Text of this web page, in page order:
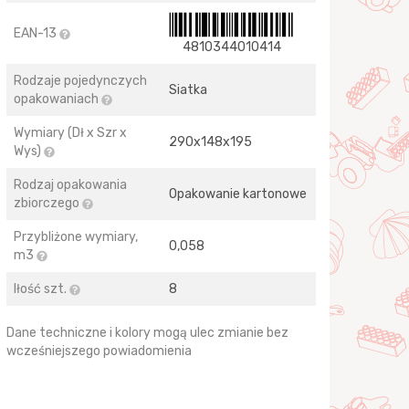
EAN-13
4810344010414
Rodzaje pojedynczych
opakowaniach
Siatka
Wymiary (Dł x Szr x
Wys)
290х148х195
Rodzaj opakowania
zbiorczego
Opakowanie kartonowe
Przybliżone wymiary,
m3
0,058
Iłość szt. 8
Dane techniczne i kolory mogą ulec zmianie bez
wcześniejszego powiadomienia